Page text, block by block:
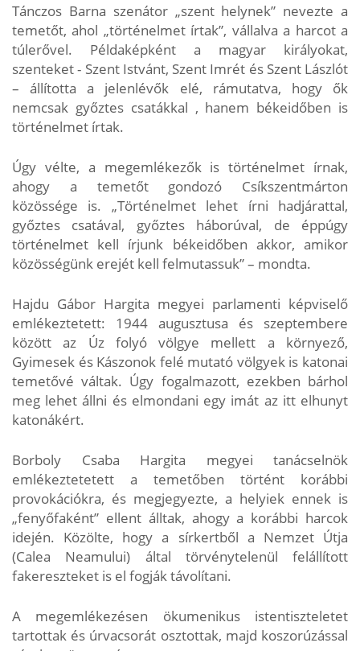
Tánczos Barna szenátor „szent helynek” nevezte a
temetőt, ahol „történelmet írtak”, vállalva a harcot a
túlerővel. Példaképként a magyar királyokat,
szenteket - Szent Istvánt, Szent Imrét és Szent Lászlót
– állította a jelenlévők elé, rámutatva, hogy ők
nemcsak győztes csatákkal , hanem békeidőben is
történelmet írtak.
Úgy vélte, a megemlékezők is történelmet írnak,
ahogy a temetőt gondozó Csíkszentmárton
közössége is. „Történelmet lehet írni hadjárattal,
győztes csatával, győztes háborúval, de éppúgy
történelmet kell írjunk békeidőben akkor, amikor
közösségünk erejét kell felmutassuk” – mondta.
Hajdu Gábor Hargita megyei parlamenti képviselő
emlékeztetett: 1944 augusztusa és szeptembere
között az Úz folyó völgye mellett a környező,
Gyimesek és Kászonok felé mutató völgyek is katonai
temetővé váltak. Úgy fogalmazott, ezekben bárhol
meg lehet állni és elmondani egy imát az itt elhunyt
katonákért.
Borboly Csaba Hargita megyei tanácselnök
emlékeztetetett a temetőben történt korábbi
provokációkra, és megjegyezte, a helyiek ennek is
„fenyőfaként” ellent álltak, ahogy a korábbi harcok
idején. Közölte, hogy a sírkertből a Nemzet Útja
(Calea Neamului) által törvénytelenül felállított
fakereszteket is el fogják távolítani.
A megemlékezésen ökumenikus istentiszteletet
tartottak és úrvacsorát osztottak, majd koszorúzással